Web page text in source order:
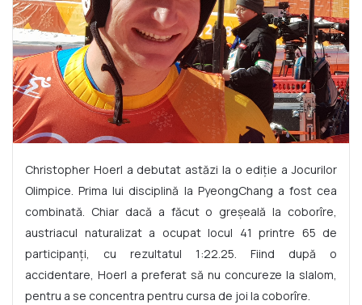
Christopher Hoerl a debutat astăzi la o ediție a Jocurilor
Olimpice. Prima lui disciplină la PyeongChang a fost cea
combinată. Chiar dacă a făcut o greșeală la coborîre,
austriacul naturalizat a ocupat locul 41 printre 65 de
participanți, cu rezultatul 1:22.25. Fiind după o
accidentare, Hoerl a preferat să nu concureze la slalom,
pentru a se concentra pentru cursa de joi la coborîre.